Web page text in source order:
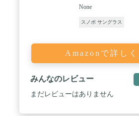
None
スノボ サングラス
Amazonで詳しく
みんなのレビュー
まだレビューはありません